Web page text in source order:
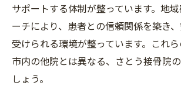
サポートする体制が整っています。地
ーチにより、患者との信頼関係を築き
受けられる環境が整っています。これ
市内の他院とは異なる、さとう接骨院
しょう。